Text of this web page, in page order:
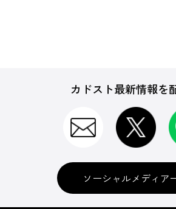
カドスト最新情報を
ソーシャルメディア